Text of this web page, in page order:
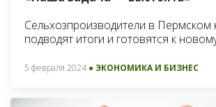
Сельхозпроизводители в Пермском
подводят итоги и готовятся к
5 февраля 2024● ЭКОНОМИКА И БИЗНЕС